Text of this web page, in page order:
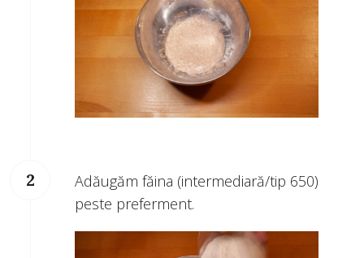
Adăugăm făina (intermediară/tip 650)
peste preferment.